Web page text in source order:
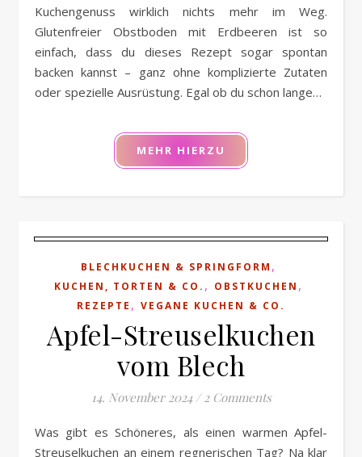
Kuchengenuss wirklich nichts mehr im Weg.
Glutenfreier Obstboden mit Erdbeeren ist so
einfach, dass du dieses Rezept sogar spontan
backen kannst – ganz ohne komplizierte Zutaten
oder spezielle Ausrüstung. Egal ob du schon lange…
MEHR HIERZU
BLECHKUCHEN & SPRINGFORM ,
KUCHEN, TORTEN & CO. , OBSTKUCHEN ,
REZEPTE , VEGANE KUCHEN & CO.
Apfel-Streuselkuchen
vom Blech
14. November 2024 / 2 Comments
Was gibt es Schöneres, als einen warmen Apfel-
Streuselkuchen an einem regnerischen Tag? Na klar